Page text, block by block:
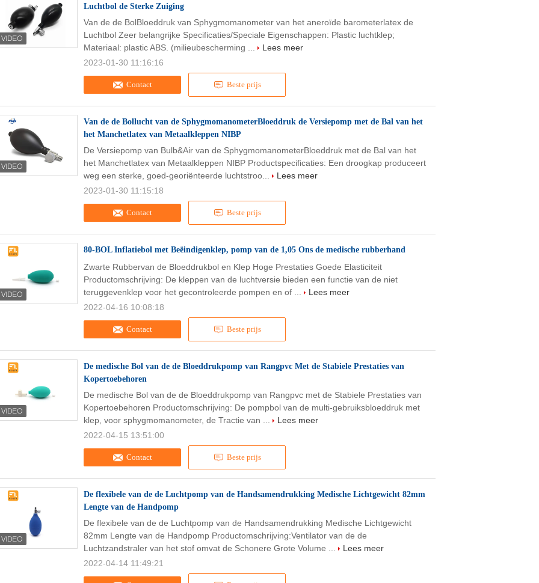
Luchtbol de Sterke Zuiging
Contact Beste prijs
Van de de BolBloeddruk van Sphygmomanometer van het aneroïde barometerlatex de
Luchtbol Zeer belangrijke Specificaties/Speciale Eigenschappen: Plastic luchtklep;
Materiaal: plastic ABS. (milieubescherming ...
Lees meer
2023-01-30 11:16:16
Van de de Bollucht van de SphygmomanometerBloeddruk de Versiepomp met de Bal van het
het Manchetlatex van Metaalkleppen NIBP
Contact Beste prijs
De Versiepomp van Bulb&Air van de SphygmomanometerBloeddruk met de Bal van het
het Manchetlatex van Metaalkleppen NIBP Productspecificaties: Een droogkap produceert
weg een sterke, goed-georiënteerde luchtstroo...
Lees meer
2023-01-30 11:15:18
80-BOL Inflatiebol met Beëindigenklep, pomp van de 1,05 Ons de medische rubberhand
Contact Beste prijs
Zwarte Rubbervan de Bloeddrukbol en Klep Hoge Prestaties Goede Elasticiteit
Productomschrijving: De kleppen van de luchtversie bieden een functie van de niet
teruggevenklep voor het gecontroleerde pompen en of ...
Lees meer
2022-04-16 10:08:18
De medische Bol van de de Bloeddrukpomp van Rangpvc Met de Stabiele Prestaties van
Kopertoebehoren
Contact Beste prijs
De medische Bol van de de Bloeddrukpomp van Rangpvc met de Stabiele Prestaties van
Kopertoebehoren Productomschrijving: De pompbol van de multi-gebruiksbloeddruk met
klep, voor sphygmomanometer, de Tractie van ...
Lees meer
2022-04-15 13:51:00
De flexibele van de de Luchtpomp van de Handsamendrukking Medische Lichtgewicht 82mm
Lengte van de Handpomp
De flexibele van de de Luchtpomp van de Handsamendrukking Medische Lichtgewicht
82mm Lengte van de Handpomp Productomschrijving:Ventilator van de de
Luchtzandstraler van het stof omvat de Schonere Grote Volume ...
Lees meer
2022-04-14 11:49:21